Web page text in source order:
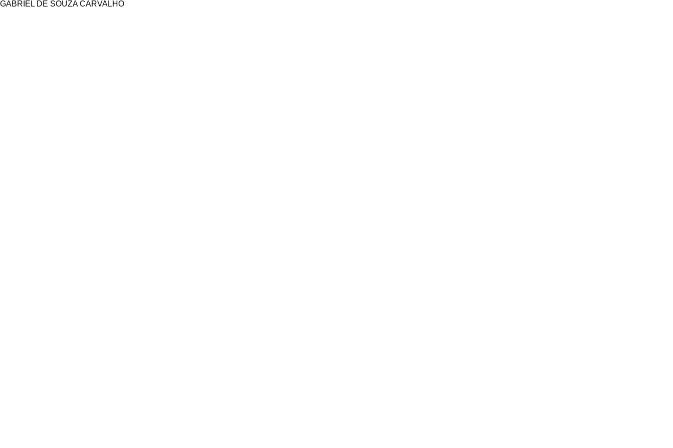
GABRIEL DE SOUZA CARVALHO